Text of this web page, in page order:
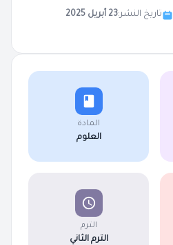
تاريخ النشر:23 أبريل 2025
المادة
العلوم
الترم
الترم الثاني